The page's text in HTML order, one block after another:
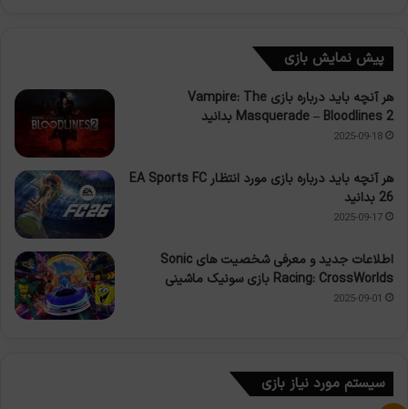
پیش نمایش بازی
هر آنچه باید درباره بازی Vampire: The
Masquerade – Bloodlines 2 بدانید
2025-09-18
هر آنچه باید درباره بازی مورد انتظار EA Sports FC
26 بدانید
2025-09-17
اطلاعات جدید و معرفی شخصیت های Sonic
Racing: CrossWorlds بازی سونیک ماشینی
2025-09-01
سیستم مورد نیاز بازی